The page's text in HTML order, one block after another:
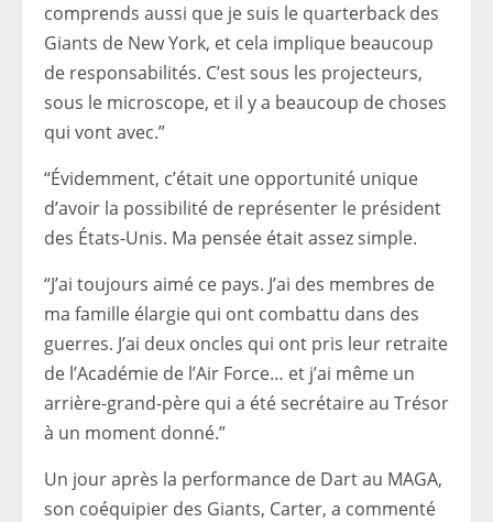
comprends aussi que je suis le quarterback des
Giants de New York, et cela implique beaucoup
de responsabilités. C’est sous les projecteurs,
sous le microscope, et il y a beaucoup de choses
qui vont avec.”
“Évidemment, c’était une opportunité unique
d’avoir la possibilité de représenter le président
des États-Unis. Ma pensée était assez simple.
“J’ai toujours aimé ce pays. J’ai des membres de
ma famille élargie qui ont combattu dans des
guerres. J’ai deux oncles qui ont pris leur retraite
de l’Académie de l’Air Force… et j’ai même un
arrière-grand-père qui a été secrétaire au Trésor
à un moment donné.”
Un jour après la performance de Dart au MAGA,
son coéquipier des Giants, Carter, a commenté